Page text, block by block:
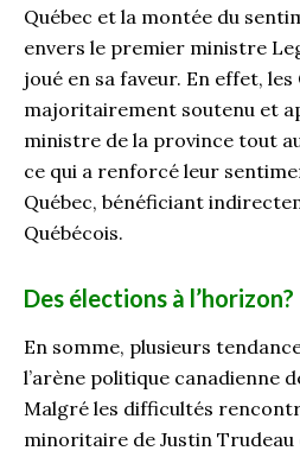
Québec et la montée du
envers le premier ministre
joué en sa faveur. En effet,
majoritairement soutenu et
ministre de la province tout
ce qui a renforcé leur
Québec, bénéficiant
Québécois.
Des élections à l’horizon?
En somme, plusieurs
l’arène politique canadienne
Malgré les difficultés
minoritaire de Justin Trudeau